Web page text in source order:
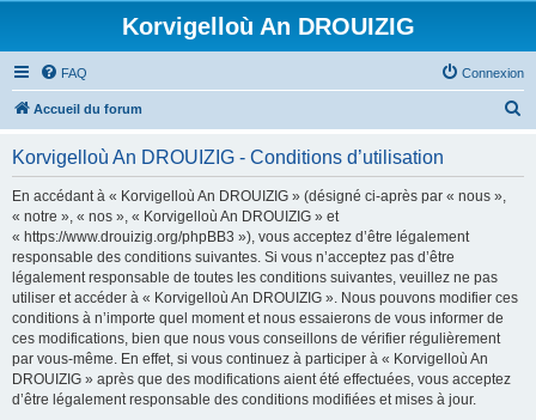
Korvigelloù An DROUIZIG
FAQ Connexion
Accueil du forum
Korvigelloù An DROUIZIG - Conditions d’utilisation
En accédant à « Korvigelloù An DROUIZIG » (désigné ci-après par « nous »,
« notre », « nos », « Korvigelloù An DROUIZIG » et
« https://www.drouizig.org/phpBB3 »), vous acceptez d’être légalement
responsable des conditions suivantes. Si vous n’acceptez pas d’être
légalement responsable de toutes les conditions suivantes, veuillez ne pas
utiliser et accéder à « Korvigelloù An DROUIZIG ». Nous pouvons modifier ces
conditions à n’importe quel moment et nous essaierons de vous informer de
ces modifications, bien que nous vous conseillons de vérifier régulièrement
par vous-même. En effet, si vous continuez à participer à « Korvigelloù An
DROUIZIG » après que des modifications aient été effectuées, vous acceptez
d’être légalement responsable des conditions modifiées et mises à jour.